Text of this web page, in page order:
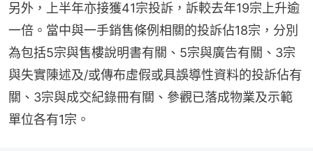
另外，上半年亦接獲41宗投訴，訴較去年19宗上升逾
一倍。當中與一手銷售條例相關的投訴佔18宗，分別
為包括5宗與售樓說明書有關、5宗與廣告有關、3宗
與失實陳述及/或傳布虛假或具誤導性資料的投訴佔有
關、3宗與成交紀錄冊有關、參觀已落成物業及示範
單位各有1宗。